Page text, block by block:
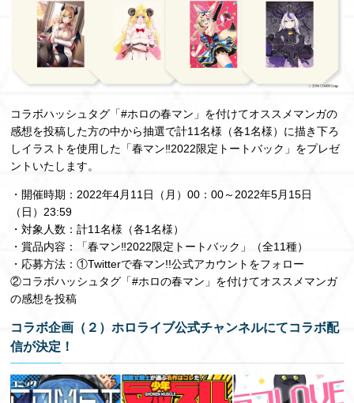
コラボハッシュタグ「#ホロの春マン」を付けてオススメマンガの
感想を投稿した方の中から抽選で計11名様（各1名様）に描き下ろ
しイラストを使用した「春マン‼2022限定トートバック」をプレゼ
ントいたします。
・開催時期：2022年4月11日（月）00：00～2022年5月15日
（日）23:59
・対象人数：計11名様（各1名様）
・賞品内容：「春マン‼2022限定トートバック」（全11種）
・応募方法：①Twitterで春マン!!公式アカウントをフォロー
②コラボハッシュタグ「#ホロの春マン」を付けてオススメマンガ
の感想を投稿
コラボ企画（２）ホロライブ公式チャンネルにてコラボ配
信が決定！